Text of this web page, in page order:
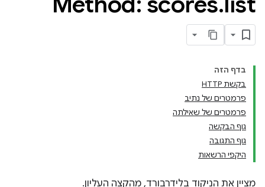
בדף הזה
בקשת HTTP
פרמטרים של נתיב
פרמטרים של שאילתה
גוף הבקשה
גוף התגובה
היקפי הרשאות
מציין את הניקוד בלידרבורד, מהקצה העליון.